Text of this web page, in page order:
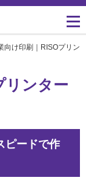
ロード
いてのお問い合
理想の詩』
る理想科学
覧
向け印刷｜RISOプリン
リンター
ピードで作